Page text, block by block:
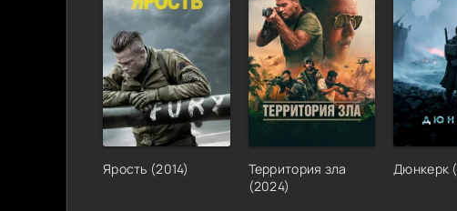
Ярость (2014)
Территория зла
(2024)
Дюнкерк (